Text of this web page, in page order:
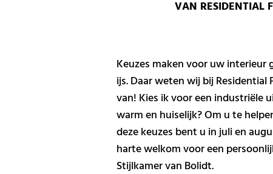
VAN RESIDENTIAL
Keuzes maken voor uw interieur
ijs. Daar weten wij bij Residential
van! Kies ik voor een industriële
warm en huiselijk? Om u te
deze keuzes bent u in juli en
harte welkom voor een
Stijlkamer van Bolidt.